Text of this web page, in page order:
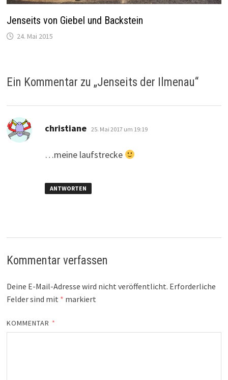
Jenseits von Giebel und Backstein
24. Mai 2015
Ein Kommentar zu „Jenseits der Ilmenau“
christiane sagt:
25. Mai 2017 um 19:19
…meine laufstrecke
ANTWORTEN
Kommentar verfassen
Deine E-Mail-Adresse wird nicht veröffentlicht. Erforderliche
Felder sind mit * markiert
KOMMENTAR *